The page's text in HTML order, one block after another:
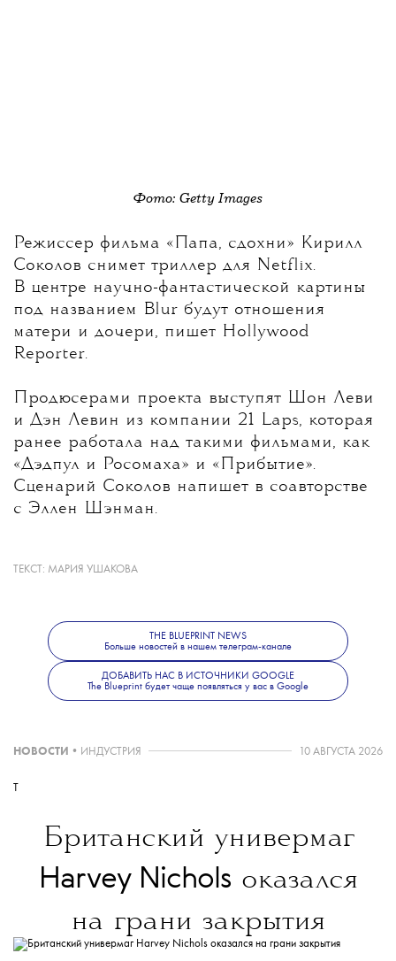
Фото: Getty Images
Режиссер фильма «Папа, сдохни» Кирилл
Соколов снимет триллер для Netflix.
В центре научно-фантастической картины
под названием Blur будут отношения
матери и дочери, пишет Hollywood
Reporter.
Продюсерами проекта выступят Шон Леви
и Дэн Левин из компании 21 Laps, которая
ранее работала над такими фильмами, как
«Дэдпул и Росомаха» и «Прибытие».
Сценарий Соколов напишет в соавторстве
с Эллен Шэнман.
проектом Соколова. В марте 2026 года
придут за тобой» с Зази Битц в главной
роли. Подробно об этой картине
мы рассказывализдесь, а о том, что еще
снимают российские режиссеры
ТЕКСТ: МАРИЯ УШАКОВА
THE BLUEPRINT NEWS
Больше новостей в нашем телеграм-канале
ДОБАВИТЬ НАС В ИСТОЧНИКИ GOOGLE
The Blueprint будет чаще появляться у вас в Google
НОВОСТИ • ИНДУСТРИЯ 10 АВГУСТА 2026
T
Британский универмаг
Harvey Nichols оказался
на грани закрытия